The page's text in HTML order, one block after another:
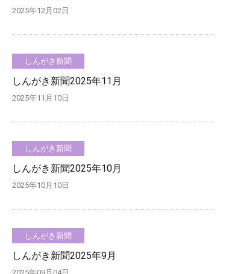
2025年12月02日
しんがき新聞
しんがき新聞2025年11月
2025年11月10日
しんがき新聞
しんがき新聞2025年10月
2025年10月10日
しんがき新聞
しんがき新聞2025年9月